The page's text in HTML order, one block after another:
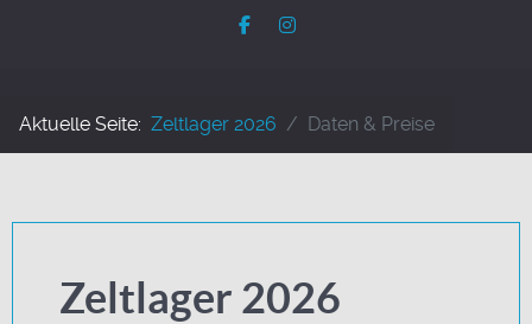
Aktuelle Seite: Zeltlager 2026 Daten & Preise
Zeltlager 2026